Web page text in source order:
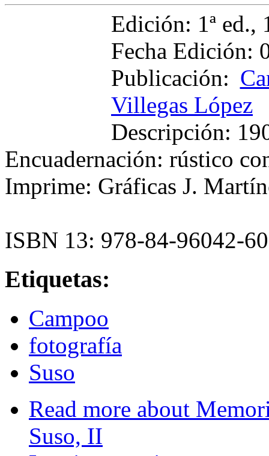
Edición: 1ª ed.,
Fecha Edición:
Publicación:
Villegas López
Descripción:
Encuadernación: rústico
Imprime: Gráficas J.
ISBN 13: 978-84-96042-
Etiquetas:
Campoo
fotografía
Suso
Read more about
Suso, II